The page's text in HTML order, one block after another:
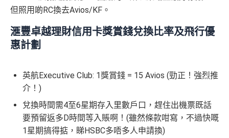
但照用啲RC換去Avios/KF。
滙豐卓越理財信用卡獎賞錢兌換比率及飛行優
惠計劃
英航Executive Club: 1獎賞錢 = 15 Avios (勁正！強烈推
介！)
兌換時間需4至6星期存入里數戶口，趕住出機票既話
要預留返多D時間等入賬啊！(雖然條款咁寫，不過快嘅
1星期搞得掂，睇HSBC多唔多人申請換)